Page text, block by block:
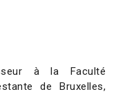
à la Faculté
de Bruxelles,